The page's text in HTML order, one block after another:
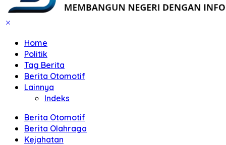
Home
Politik
Tag Berita
Berita Otomotif
Lainnya
Indeks
Berita Otomotif
Berita Olahraga
Kejahatan